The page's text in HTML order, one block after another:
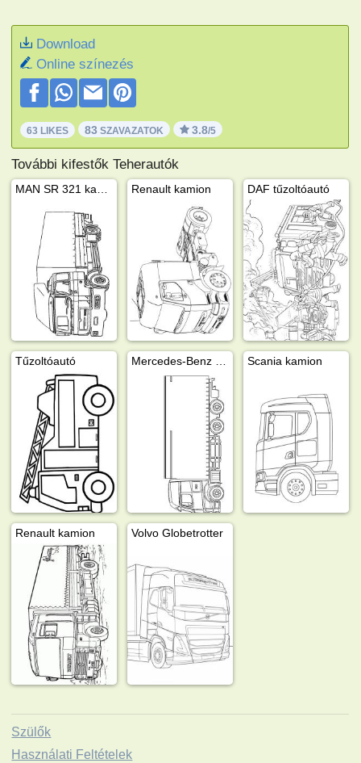
Download
Online színezés
63 LIKES 83 SZAVAZATOK 3.8/5
További kifestők Teherautók
Renault kamion DAF tűzoltóautó
Tűzoltóautó Scania kamion
Renault kamion Volvo Globetrotter
Szülők
Használati Feltételek